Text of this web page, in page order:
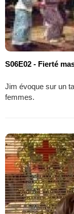
S06E02 - Fierté
Jim évoque sur un
femmes.